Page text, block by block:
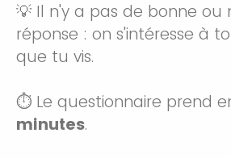
💡 Il n'y a pas de bonne ou
réponse : on s'intéresse à
que tu vis.
⏱️ Le questionnaire prend
minutes.